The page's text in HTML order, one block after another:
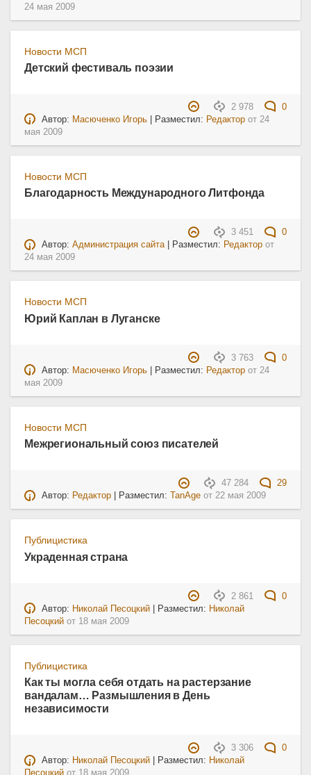
24 мая 2009
Новости МСП
Детский фестиваль поэзии
2 978
0
Автор: Масюченко Игорь | Разместил: Редактор от24
мая 2009
Новости МСП
Благодарность Международного Литфонда
3 451
0
Автор:Администрация сайта| Разместил: Редактор от
24 мая 2009
Новости МСП
Юрий Каплан в Луганске
3 763
0
Автор: Масюченко Игорь | Разместил: Редактор от24
мая 2009
Новости МСП
Межрегиональный союз писателей
47 284
29
Автор: Редактор | Разместил: TanAge от22 мая 2009
Публицистика
Украденная страна
2 861
0
Автор: Николай Песоцкий | Разместил: Николай
Песоцкий от 18 мая 2009
Публицистика
Как ты могла себя отдать на растерзание
вандалам… Размышления в День
независимости
3 306
0
Автор: Николай Песоцкий | Разместил: Николай
Песоцкий от 18 мая 2009